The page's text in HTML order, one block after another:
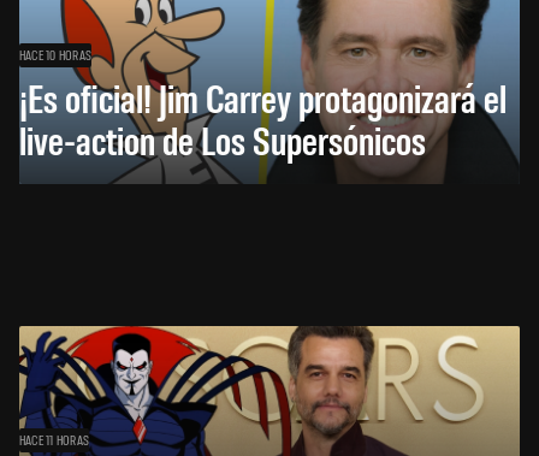
HACE 10 HORAS
¡Es oficial! Jim Carrey protagonizará el
live-action de Los Supersónicos
HACE 11 HORAS